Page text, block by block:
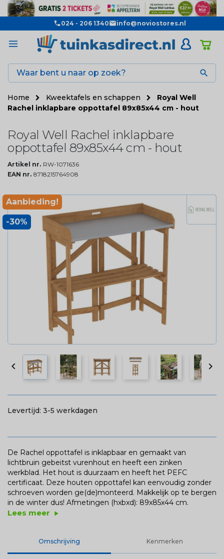
024 - 206 1340 info@noviostores.nl

Home Kweektafels en schappen
Royal Well
Rachel inklapbare oppottafel 89x85x44 cm - hout
Royal Well Rachel inklapbare
oppottafel 89x85x44 cm - hout
Artikel nr. RW-1071636
EAN nr. 8718215764908
Aanbieding!
-30%
 
Levertijd: 3-5 werkdagen
De Rachel oppottafel is inklapbaar en gemaakt van
lichtbruin gebeitst vurenhout en heeft een zinken
werkblad. Het hout is duurzaam en heeft het PEFC
certificaat. Deze houten oppottafel kan eenvoudig zonder
schroeven worden ge(de)monteerd. Makkelijk op te bergen
in de winter dus! Afmetingen (hxbxd): 89x85x44 cm.
Lees meer play_arrow
Omschrijving Kenmerken